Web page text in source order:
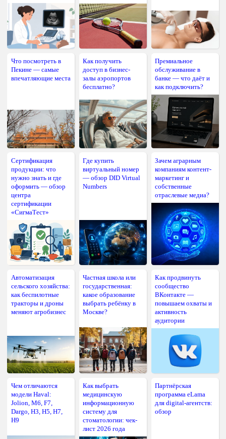
Что посмотреть в
Пекине — самые
впечатляющие места
Как получить
доступ в бизнес-
залы аэропортов
бесплатно?
Премиальное
обслуживание в
банке — что даёт и
как подключить?
Сертификация
продукции: что
нужно знать и где
оформить — обзор
центра
сертификации
«СигмаТест»
Где купить
виртуальный номер
— обзор DID Virtual
Numbers
Зачем аграрным
компаниям контент-
маркетинг и
собственные
отраслевые медиа?
Автоматизация
сельского хозяйства:
как беспилотные
тракторы и дроны
меняют агробизнес
Частная школа или
государственная:
какое образование
выбрать ребёнку в
Москве?
Как продвинуть
сообщество
ВКонтакте —
повышаем охваты и
активность
аудитории
Чем отличаются
модели Haval:
Jolion, M6, F7,
Dargo, H3, H5, H7,
H9
Как выбрать
медицинскую
информационную
систему для
стоматологии: чек-
лист 2026 года
Партнёрская
программа eLama
для digital-агентств:
обзор